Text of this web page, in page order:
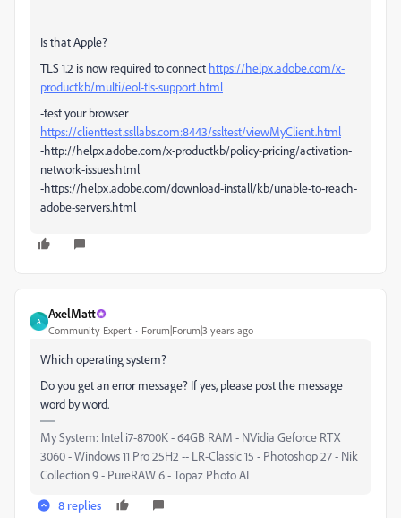
Is that Apple?
TLS 1.2 is now required to connect https://helpx.adobe.com/x-
productkb/multi/eol-tls-support.html
-test your browser
https://clienttest.ssllabs.com:8443/ssltest/viewMyClient.html
-http://helpx.adobe.com/x-productkb/policy-pricing/activation-
network-issues.html
-https://helpx.adobe.com/download-install/kb/unable-to-reach-
adobe-servers.html
A
AxelMatt
Community Expert Forum|Forum|3 years ago
Which operating system?
Do you get an error message? If yes, please post the message
word by word.
My System: Intel i7-8700K - 64GB RAM - NVidia Geforce RTX
3060 - Windows 11 Pro 25H2 -- LR-Classic 15 - Photoshop 27 - Nik
Collection 9 - PureRAW 6 - Topaz Photo AI
8 replies